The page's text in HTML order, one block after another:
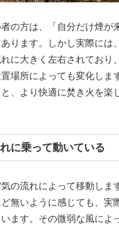
の方は、「自分だけ煙が
ります。しかし実際には
に大きく左右されており
場所によっても変化しま
、より快適に焚き火を楽
に乗って動いている
の流れによって移動しま
無いように感じても、実
ます。その微弱な風によ